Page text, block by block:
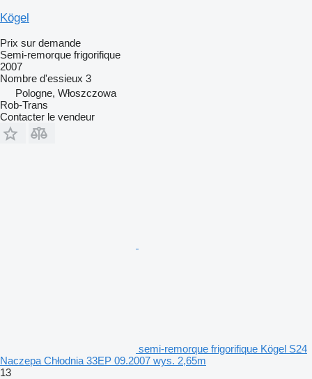
Kögel
Prix sur demande
Semi-remorque frigorifique
2007
Nombre d'essieux 3
Pologne, Włoszczowa
Rob-Trans
Contacter le vendeur
semi-remorque frigorifique Kögel S24
Naczepa Chłodnia 33EP 09.2007 wys. 2,65m
13